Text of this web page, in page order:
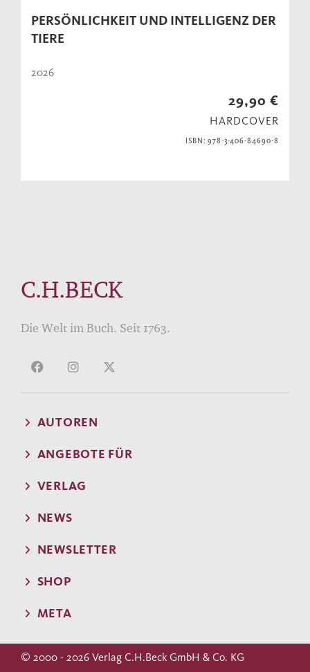
PERSÖNLICHKEIT UND INTELLIGENZ DER
TIERE
2026
29,90 €
HARDCOVER
ISBN: 978-3-406-84690-8
C.H.BECK
Die Welt im Buch. Seit 1763.
AUTOREN
ANGEBOTE FÜR
VERLAG
NEWS
NEWSLETTER
SHOP
META
© 2000 - 2026 Verlag C.H.Beck GmbH & Co. KG